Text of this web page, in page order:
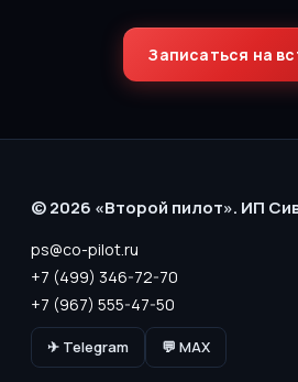
Записаться на
© 2026 «Второй пилот». ИП
ps@co-pilot.ru
+7 (499) 346-72-70
+7 (967) 555-47-50
✈ Telegram 💬 MAX